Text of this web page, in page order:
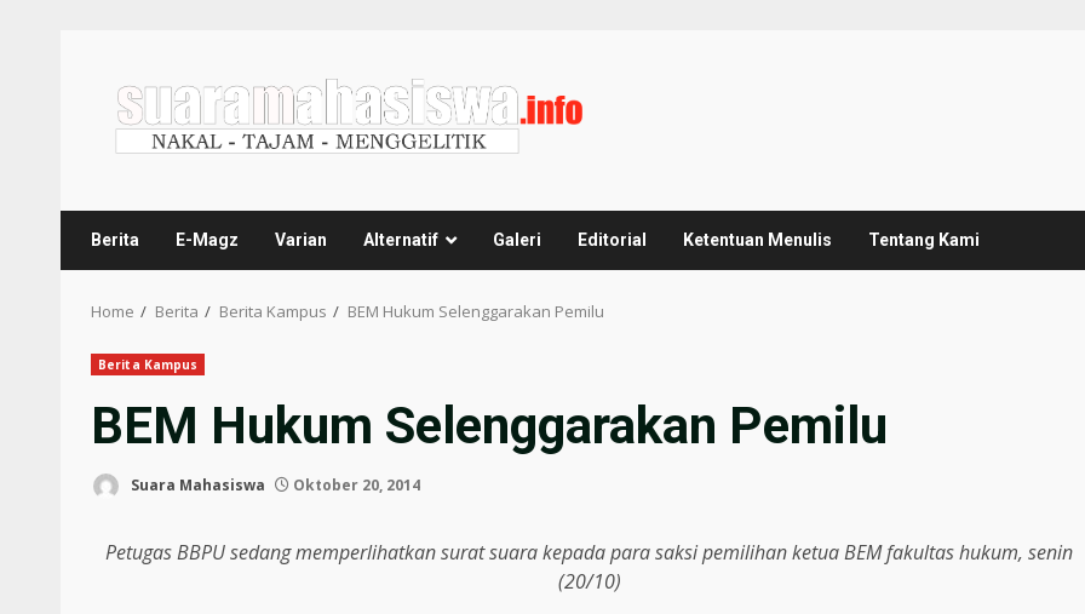
Berita E-Magz Varian Alternatif Galeri Editorial Ketentuan Menulis Tentang Kami
Home Berita Berita Kampus BEM Hukum Selenggarakan Pemilu
Berita Kampus
BEM Hukum Selenggarakan Pemilu
Suara Mahasiswa Oktober 20, 2014
Petugas BBPU sedang memperlihatkan surat suara kepada para saksi pemilihan ketua BEM fakultas hukum, senin
(20/10)